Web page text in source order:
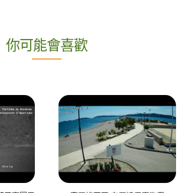
你可能會喜歡